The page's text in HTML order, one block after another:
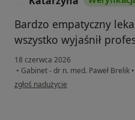
Bardzo empatyczny
wszystko wyjaśnił
18 czerwca 2026
• Gabinet - dr n. med. Paweł Brelik •
w opinii użytkownika Katarzyna
zgłoś nadużycie